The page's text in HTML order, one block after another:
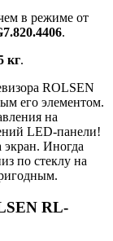
в режиме от
.
кг.
ROLSEN
его элементом.
на
LED-панели!
экран. Иногда
по стеклу на
RL-